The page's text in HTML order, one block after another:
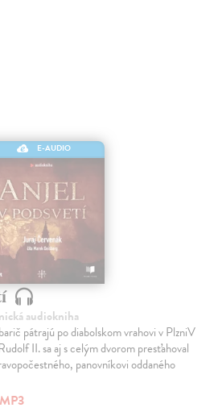
E-AUDIO
audiokniha
pátrajú po diabolskom vrahovi v PlzniV
II. sa aj s celým dvorom presťahoval
panovníkovi oddaného
MP3